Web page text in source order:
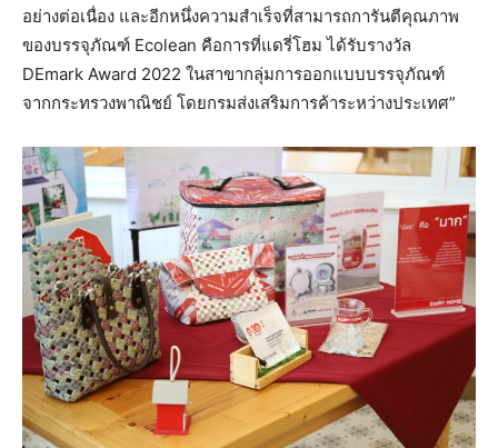
อย่างต่อเนื่อง และอีกหนึ่งความสำเร็จที่สามารถการันตีคุณภาพ
ของบรรจุภัณฑ์ Ecolean คือการที่แดรี่โฮม ได้รับรางวัล
DEmark Award 2022 ในสาขากลุ่มการออกแบบบรรจุภัณฑ์
จากกระทรวงพาณิชย์ โดยกรมส่งเสริมการค้าระหว่างประเทศ”